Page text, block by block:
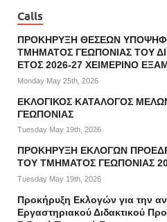
Calls
ΠΡΟΚΗΡΥΞΗ ΘΕΣΕΩΝ
ΤΜΗΜΑΤΟΣ ΓΕΩΠΟΝΙΑΣ ΤΟΥ
ΕΤΟΣ 2026-27 ΧΕΙΜΕΡΙΝΟ
Monday May 25th, 2026
ΕΚΛΟΓΙΚΟΣ ΚΑΤΑΛΟΓΟΣ
ΓΕΩΠΟΝΙΑΣ
Tuesday May 19th, 2026
ΠΡΟΚΗΡΥΞΗ ΕΚΛΟΓΩΝ
ΤΟΥ ΤΜΗΜΑΤΟΣ ΓΕΩΠΟΝΙΑΣ
Tuesday May 19th, 2026
Προκήρυξη Εκλογών για την
Εργαστηριακού Διδακτικού